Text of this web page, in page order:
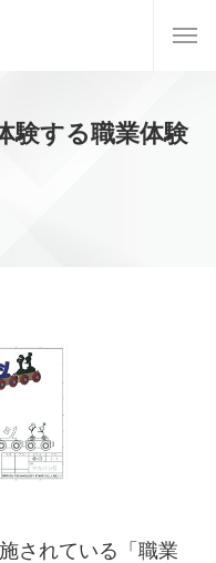
験する職業体験
されている「職業